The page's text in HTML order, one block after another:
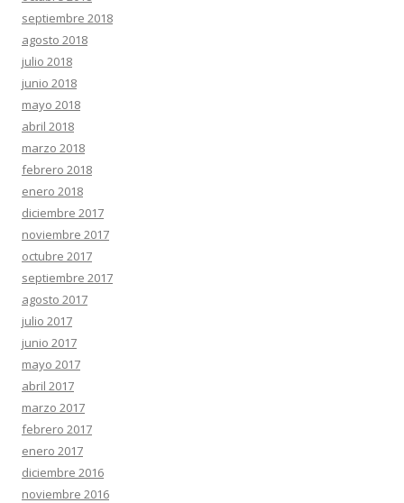
septiembre 2018
agosto 2018
julio 2018
junio 2018
mayo 2018
abril 2018
marzo 2018
febrero 2018
enero 2018
diciembre 2017
noviembre 2017
octubre 2017
septiembre 2017
agosto 2017
julio 2017
junio 2017
mayo 2017
abril 2017
marzo 2017
febrero 2017
enero 2017
diciembre 2016
noviembre 2016